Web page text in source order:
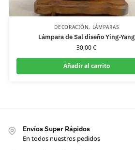
DECORACIÓN, LÁMPARAS
Lámpara de Sal diseño Ying-Yang
30,00€
Añadir al carrito
Envíos Super Rápidos
En todos nuestros pedidos